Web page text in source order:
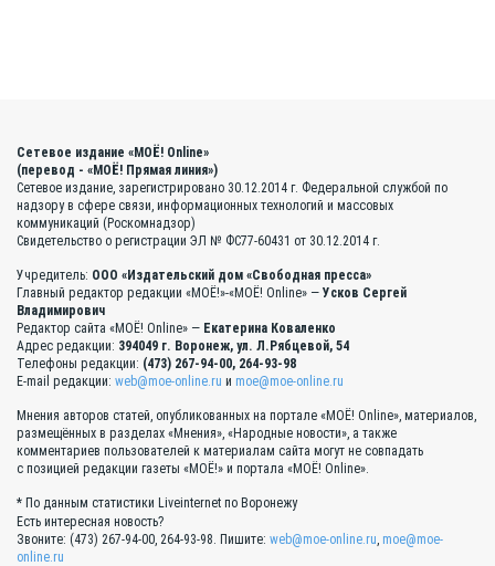
Сетевое издание «МОЁ! Online»
(перевод - «МОЁ! Прямая линия»)
Сетевое издание, зарегистрировано 30.12.2014 г. Федеральной службой по
надзору в сфере связи, информационных технологий и массовых
коммуникаций (Роскомнадзор)
Свидетельство о регистрации ЭЛ № ФС77-60431 от 30.12.2014 г.
Учредитель: ООО «Издательский дом «Свободная пресса»
Главный редактор редакции «МОЁ!»-«МОЁ! Online» — Усков Сергей
Владимирович
Редактор сайта «МОЁ! Online» — Екатерина Коваленко
Адрес редакции: 394049 г. Воронеж, ул. Л.Рябцевой, 54
Телефоны редакции: (473) 267-94-00, 264-93-98
E-mail редакции: web@moe-online.ru и moe@moe-online.ru
Мнения авторов статей, опубликованных на портале «МОЁ! Online», материалов,
размещённых в разделах «Мнения», «Народные новости», а также
комментариев пользователей к материалам сайта могут не совпадать
с позицией редакции газеты «МОЁ!» и портала «МОЁ! Online».
* По данным статистики Liveinternet по Воронежу
Есть интересная новость?
Звоните: (473) 267-94-00, 264-93-98. Пишите: web@moe-online.ru moe@moe-
online.ru